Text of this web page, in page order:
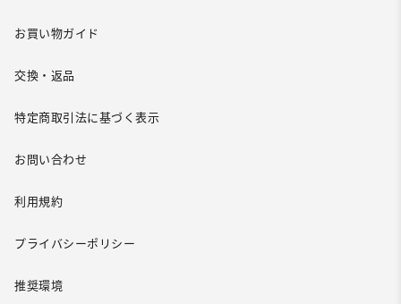
お買い物ガイド
交換・返品
特定商取引法に基づく表示
お問い合わせ
利用規約
プライバシーポリシー
推奨環境